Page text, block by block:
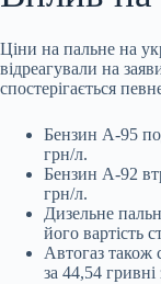
Ціни на пальне на
відреагували на
спостерігається
Бензин А-95
грн/л.
Бензин А-92
грн/л.
Дизельне
його вартість
Автогаз також
за 44,54 гривні